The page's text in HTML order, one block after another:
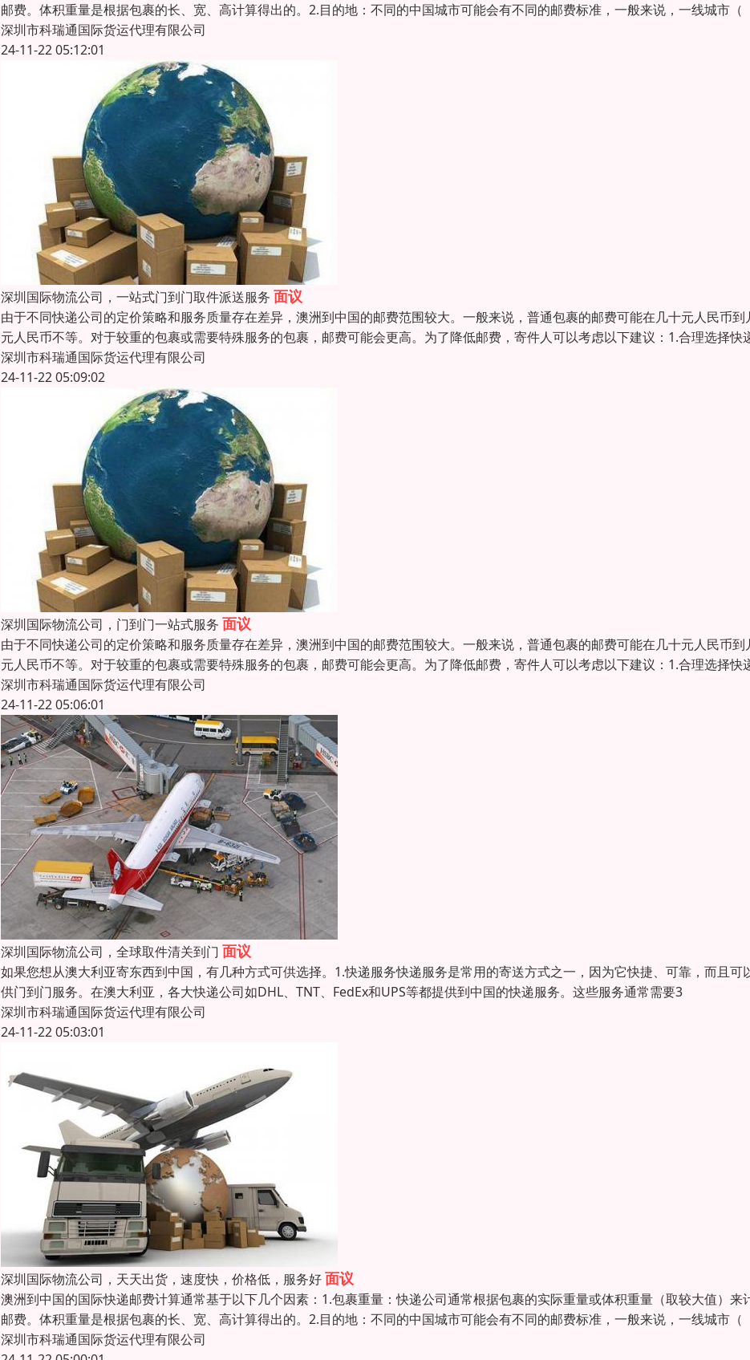
邮费。体积重量是根据包裹的长、宽、高计算得出的。2.目的地：不同的中国城市可能会有不同的邮费标准，一般来说，一线城市（
深圳市科瑞通国际货运代理有限公司
24-11-22 05:12:01
深圳国际物流公司，一站式门到门取件派送服务 面议
由于不同快递公司的定价策略和服务质量存在差异，澳洲到中国的邮费范围较大。一般来说，普通包裹的邮费可能在几十元人民币到
元人民币不等。对于较重的包裹或需要特殊服务的包裹，邮费可能会更高。为了降低邮费，寄件人可以考虑以下建议：1.合理选择快
深圳市科瑞通国际货运代理有限公司
24-11-22 05:09:02
深圳国际物流公司，门到门一站式服务 面议
由于不同快递公司的定价策略和服务质量存在差异，澳洲到中国的邮费范围较大。一般来说，普通包裹的邮费可能在几十元人民币到
元人民币不等。对于较重的包裹或需要特殊服务的包裹，邮费可能会更高。为了降低邮费，寄件人可以考虑以下建议：1.合理选择快
深圳市科瑞通国际货运代理有限公司
24-11-22 05:06:01
深圳国际物流公司，全球取件清关到门 面议
如果您想从澳大利亚寄东西到中国，有几种方式可供选择。1.快递服务快递服务是常用的寄送方式之一，因为它快捷、可靠，而且可
供门到门服务。在澳大利亚，各大快递公司如DHL、TNT、FedEx和UPS等都提供到中国的快递服务。这些服务通常需要3
深圳市科瑞通国际货运代理有限公司
24-11-22 05:03:01
深圳国际物流公司，天天出货，速度快，价格低，服务好面议
澳洲到中国的国际快递邮费计算通常基于以下几个因素：1.包裹重量：快递公司通常根据包裹的实际重量或体积重量（取较大值）来
邮费。体积重量是根据包裹的长、宽、高计算得出的。2.目的地：不同的中国城市可能会有不同的邮费标准，一般来说，一线城市（
深圳市科瑞通国际货运代理有限公司